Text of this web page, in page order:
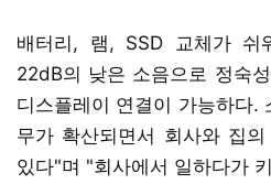
배터리, 램, SSD 교체가 쉬
22dB의 낮은 소음으로 정숙
디스플레이 연결이 가능하다.
무가 확산되면서 회사와 집
있다"며 "회사에서 일하다가